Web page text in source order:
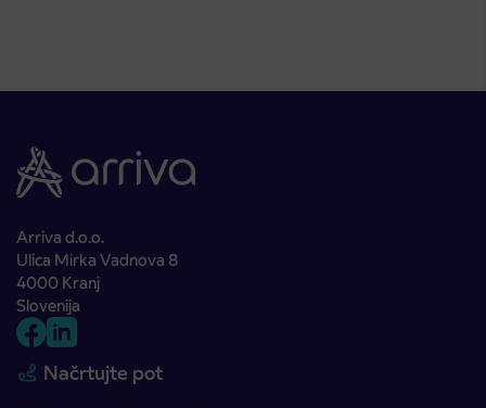
Arriva d.o.o.
Ulica Mirka Vadnova 8
4000 Kranj
Slovenija
Načrtujte pot